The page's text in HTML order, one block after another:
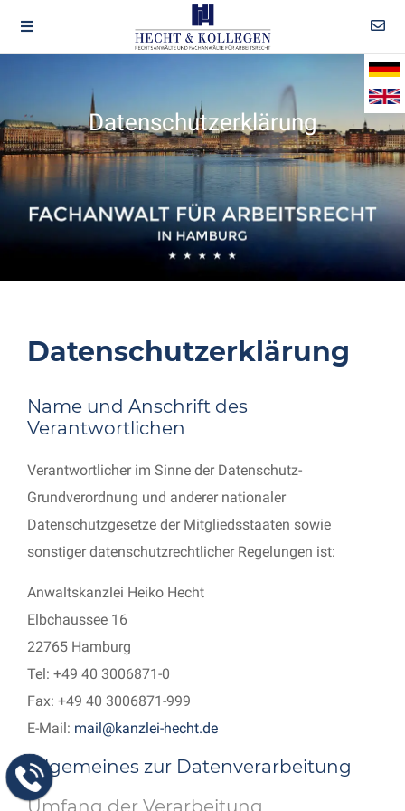
Datenschutzerklärung
Datenschutzerklärung
Name und Anschrift des
Verantwortlichen
Verantwortlicher im Sinne der Datenschutz-
Grundverordnung und anderer nationaler
Datenschutzgesetze der Mitgliedsstaaten sowie
sonstiger datenschutzrechtlicher Regelungen ist:
Anwaltskanzlei Heiko Hecht
Elbchaussee 16
22765 Hamburg
Tel: +49 40 3006871-0
Fax: +49 40 3006871-999
E-Mail: mail@kanzlei-hecht.de
Allgemeines zur Datenverarbeitung
Umfang der Verarbeitung